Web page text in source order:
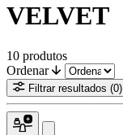
VELVET
10 produtos
Ordenar
Filtrar resultados (0)